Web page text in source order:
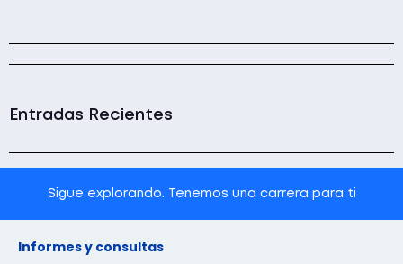
Entradas Recientes
Sigue explorando. Tenemos una carrera para ti
Informes y consultas